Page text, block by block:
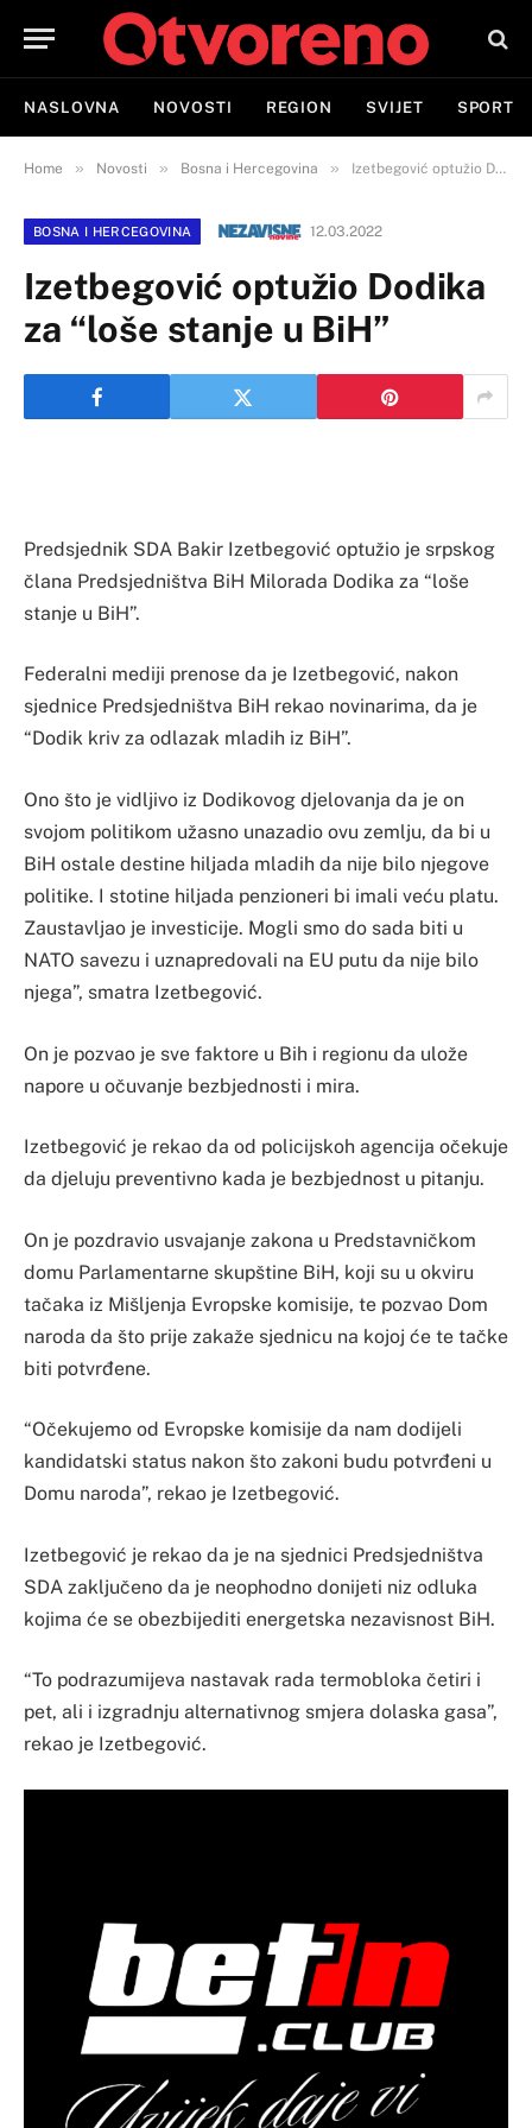
NASLOVNA NOVOSTI REGION SVIJET SPORT
Home » Novosti » Bosna i Hercegovina » Izetbegović optužio Dodika za “loše stanje u BiH”
BOSNA I HERCEGOVINA 12.03.2022
Izetbegović optužio Dodika
za “loše stanje u BiH”
Predsjednik SDA Bakir Izetbegović optužio je srpskog
člana Predsjedništva BiH Milorada Dodika za “loše
stanje u BiH”.
Federalni mediji prenose da je Izetbegović, nakon
sjednice Predsjedništva BiH rekao novinarima, da je
“Dodik kriv za odlazak mladih iz BiH”.
Ono što je vidljivo iz Dodikovog djelovanja da je on
svojom politikom užasno unazadio ovu zemlju, da bi u
BiH ostale destine hiljada mladih da nije bilo njegove
politike. I stotine hiljada penzioneri bi imali veću platu.
Zaustavljao je investicije. Mogli smo do sada biti u
NATO savezu i uznapredovali na EU putu da nije bilo
njega”, smatra Izetbegović.
On je pozvao je sve faktore u Bih i regionu da ulože
napore u očuvanje bezbjednosti i mira.
Izetbegović je rekao da od policijskoh agencija očekuje
da djeluju preventivno kada je bezbjednost u pitanju.
On je pozdravio usvajanje zakona u Predstavničkom
domu Parlamentarne skupštine BiH, koji su u okviru
tačaka iz Mišljenja Evropske komisije, te pozvao Dom
naroda da što prije zakaže sjednicu na kojoj će te tačke
biti potvrđene.
“Očekujemo od Evropske komisije da nam dodijeli
kandidatski status nakon što zakoni budu potvrđeni u
Domu naroda”, rekao je Izetbegović.
Izetbegović je rekao da je na sjednici Predsjedništva
SDA zaključeno da je neophodno donijeti niz odluka
kojima će se obezbijediti energetska nezavisnost BiH.
“To podrazumijeva nastavak rada termobloka četiri i
pet, ali i izgradnju alternativnog smjera dolaska gasa”,
rekao je Izetbegović.